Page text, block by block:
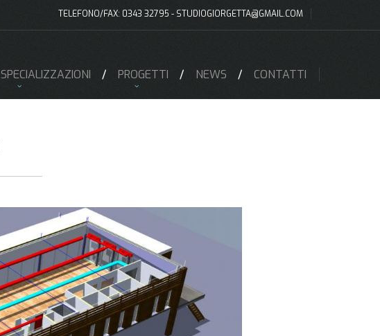
TELEFONO/FAX: 0343 32795 - STUDIOGIORGETTA@GMAIL.COM
SPECIALIZZAZIONI PROGETTI NEWS CONTATTI